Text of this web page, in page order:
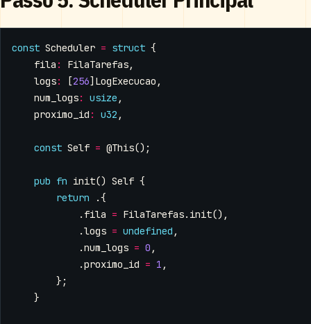
const Scheduler = struct {
fila : FilaTarefas,
logs: [256] LogExecucao ,
num_logs: usize ,
proximo_id : u32 ,
const Self = @This();
pub fn init() Self {
return
.{
. fila = FilaTarefas. init(),
.logs = undefined ,
.num_logs = 0 ,
.proximo_id = 1 ,
};
}